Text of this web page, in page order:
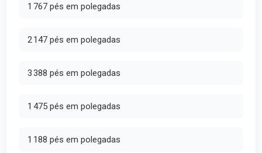
1 767 pés em polegadas
2 147 pés em polegadas
3 388 pés em polegadas
1 475 pés em polegadas
1 188 pés em polegadas